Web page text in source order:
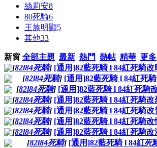
絲莉安8
80死騎6
王族明顯5
其他33
新窗 全部主題 最新 熱門 熱帖 精華 更多
[82l84死騎] [通用]82藍死騎 l 84紅死騎
[82l84死騎] [通用]82藍死騎 l 84紅死
[82l84死騎] [通用]82藍死騎 l 84紅死騎
[82l84死騎] [通用]82藍死騎 l 84紅死騎
[82l84死騎] [通用]82藍死騎 l 84紅死騎
[82l84死騎] [通用]82藍死騎 l 84紅死騎
[82l84死騎] [通用]82藍死騎 l 84紅死騎
[82l84死騎] [通用]82藍死騎 l 84紅死